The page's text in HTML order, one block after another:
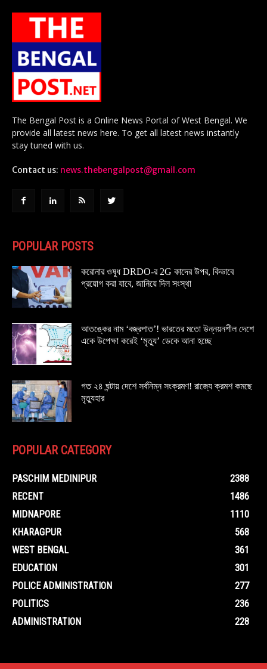
The Bengal Post is a Online News Portal of West Bengal. We
provide all latest news here. To get all latest news instantly
stay tuned with us.
Contact us: news.thebengalpost@gmail.com
POPULAR POSTS
করোনার ওষুধ DRDO-র 2G কাদের উপর, কিভাবে
প্রয়োগ করা যাবে, জানিয়ে দিল সংস্থা
আতঙ্কের নাম ‘বজ্রপাত’! ভারতের মতো উন্নয়নশীল দেশে
একে উপেক্ষা করেই ‘মৃত্যু’ ডেকে আনা হচ্ছে
গত ২৪ ঘন্টায় দেশে সর্বনিম্ন সংক্রমণ! রাজ্যে ক্রমশ কমছে
মৃত্যুহার
POPULAR CATEGORY
PASCHIM MEDINIPUR
2388
RECENT
1486
MIDNAPORE
1110
KHARAGPUR
568
WEST BENGAL
361
EDUCATION
301
POLICE ADMINISTRATION
277
POLITICS
236
ADMINISTRATION
228